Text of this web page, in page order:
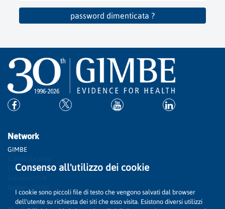
password dimenticata ?
Network
GIMBE
Evidence
Sostieni GIMBE
Consenso all'utilizzo dei cookie
I cookie sono piccoli file di testo che vengono salvati dal browser
dell'utente su richiesta dei siti che esso visita. Esistono diversi utilizzi